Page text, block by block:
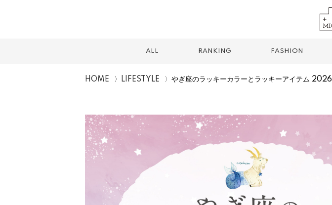
ALL RANKING FASHION
カフェ 手土産 お土産
HOME LIFESTYLE やぎ座のラッキーカラーとラッキーアイテム